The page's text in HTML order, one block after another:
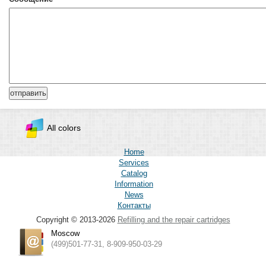
All colors
Home
Services
Catalog
Information
News
Контакты
Copyright © 2013-2026 Refilling and the repair cartridges
Moscow
(499)501-77-31, 8-909-950-03-29